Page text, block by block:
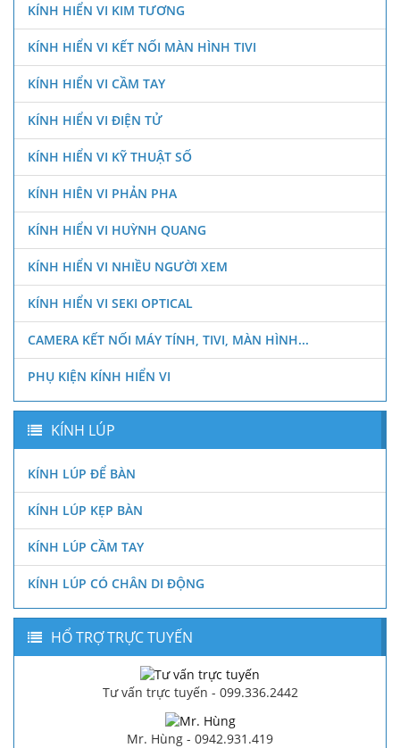
KÍNH HIỂN VI KIM TƯƠNG
KÍNH HIỂN VI KẾT NỐI MÀN HÌNH TIVI
KÍNH HIỂN VI CẦM TAY
KÍNH HIỂN VI ĐIỆN TỬ
KÍNH HIỂN VI KỸ THUẬT SỐ
KÍNH HIÊN VI PHẢN PHA
KÍNH HIỂN VI HUỲNH QUANG
KÍNH HIỂN VI NHIỀU NGƯỜI XEM
KÍNH HIỂN VI SEKI OPTICAL
CAMERA KẾT NỐI MÁY TÍNH, TIVI, MÀN HÌNH...
PHỤ KIỆN KÍNH HIỂN VI
KÍNH LÚP
KÍNH LÚP ĐỂ BÀN
KÍNH LÚP KẸP BÀN
KÍNH LÚP CẦM TAY
KÍNH LÚP CÓ CHÂN DI ĐỘNG
HỔ TRỢ TRỰC TUYẾN
Tư vấn trực tuyến - 099.336.2442
Mr. Hùng - 0942.931.419